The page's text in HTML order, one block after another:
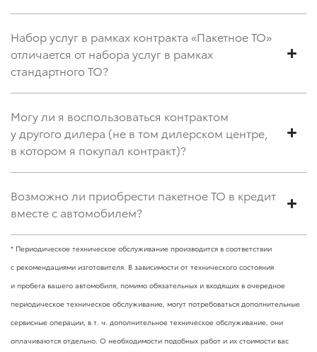
Набор услуг в рамках контракта «Пакетное ТО»
отличается от набора услуг в рамках
стандартного ТО?
Могу ли я воспользоваться контрактом
у другого дилера (не в том дилерском центре,
в котором я покупал контракт)?
Возможно ли приобрести пакетное ТО в кредит
вместе с автомобилем?
* Периодическое техническое обслуживание производится в соответствии
с рекомендациями изготовителя. В зависимости от технического состояния
и пробега вашего автомобиля, помимо обязательных и входящих в очередное
периодическое техническое обслуживание, могут потребоваться дополнительные
сервисные операции, в т. ч. дополнительное техническое обслуживание, они
оплачиваются отдельно. О необходимости подобных работ и их стоимости вас